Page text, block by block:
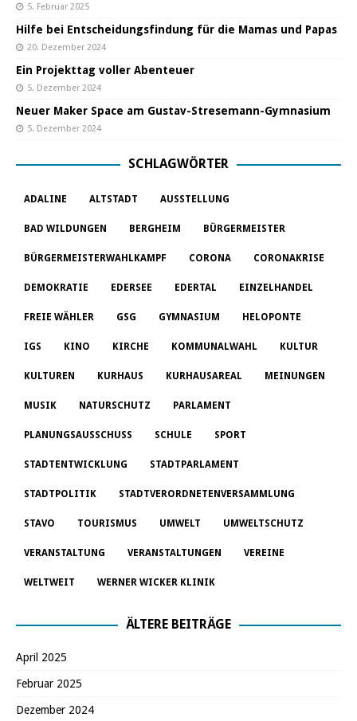
5. Februar 2025
Hilfe bei Entscheidungsfindung für die Mamas und Papas
20. Dezember 2024
Ein Projekttag voller Abenteuer
5. Dezember 2024
Neuer Maker Space am Gustav-Stresemann-Gymnasium
5. Dezember 2024
SCHLAGWÖRTER
ADALINE ALTSTADT AUSSTELLUNG
BAD WILDUNGEN BERGHEIM BÜRGERMEISTER
BÜRGERMEISTERWAHLKAMPF CORONA CORONAKRISE
DEMOKRATIE EDERSEE EDERTAL EINZELHANDEL
FREIE WÄHLER GSG GYMNASIUM HELOPONTE
IGS KINO KIRCHE KOMMUNALWAHL KULTUR
KULTUREN KURHAUS KURHAUSAREAL MEINUNGEN
MUSIK NATURSCHUTZ PARLAMENT
PLANUNGSAUSSCHUSS SCHULE SPORT
STADTENTWICKLUNG STADTPARLAMENT
STADTPOLITIK STADTVERORDNETENVERSAMMLUNG
STAVO TOURISMUS UMWELT UMWELTSCHUTZ
VERANSTALTUNG VERANSTALTUNGEN VEREINE
WELTWEIT WERNER WICKER KLINIK
ÄLTERE BEITRÄGE
April 2025
Februar 2025
Dezember 2024